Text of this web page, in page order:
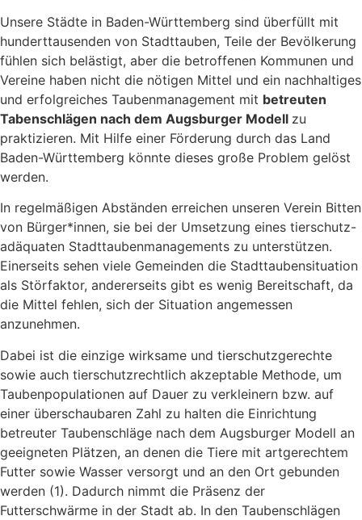
Unsere Städte in Baden-Württemberg sind überfüllt mit
hunderttausenden von Stadttauben, Teile der Bevölkerung
fühlen sich belästigt, aber die betroffenen Kommunen und
Vereine haben nicht die nötigen Mittel und ein nachhaltiges
und erfolgreiches Taubenmanagement mit betreuten
Tabenschlägen nach dem Augsburger Modell zu
praktizieren. Mit Hilfe einer Förderung durch das Land
Baden-Württemberg könnte dieses große Problem gelöst
werden.
In regelmäßigen Abständen erreichen unseren Verein Bitten
von Bürger*innen, sie bei der Umsetzung eines tierschutz-
adäquaten Stadttaubenmanagements zu unterstützen.
Einerseits sehen viele Gemeinden die Stadttaubensituation
als Störfaktor, andererseits gibt es wenig Bereitschaft, da
die Mittel fehlen, sich der Situation angemessen
anzunehmen.
Dabei ist die einzige wirksame und tierschutzgerechte
sowie auch tierschutzrechtlich akzeptable Methode, um
Taubenpopulationen auf Dauer zu verkleinern bzw. auf
einer überschaubaren Zahl zu halten die Einrichtung
betreuter Taubenschläge nach dem Augsburger Modell an
geeigneten Plätzen, an denen die Tiere mit artgerechtem
Futter sowie Wasser versorgt und an den Ort gebunden
werden (1). Dadurch nimmt die Präsenz der
Futterschwärme in der Stadt ab. In den Taubenschlägen